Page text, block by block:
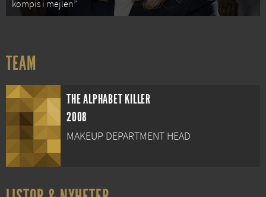
kompis i mejlen”
TEAM
THE ALPHABET KILLER
2008
MAKEUP DEPARTMENT HEAD